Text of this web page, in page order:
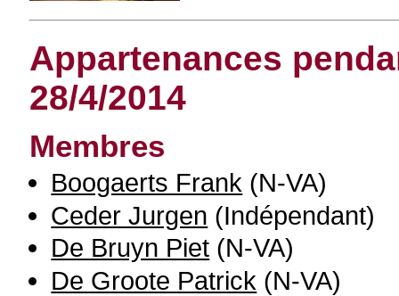
Appartenances
28/4/2014
Membres
Boogaerts Frank (N-VA)
Ceder Jurgen (Indépendant)
De Bruyn Piet (N-VA)
De Groote Patrick (N-VA)